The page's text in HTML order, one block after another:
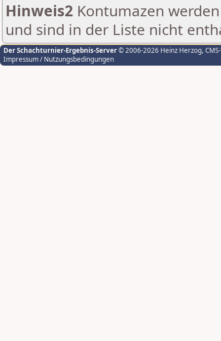
Hinweis2 Kontumazen
und sind in der Liste nicht
Der Schachturnier-Ergebnis-Server© 2006-2026 Heinz Herzog,
Impressum / Nutzungsbedingungen